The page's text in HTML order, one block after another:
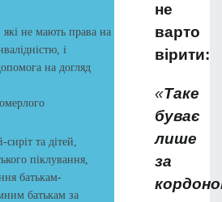
не мають права на
і
на догляд
та дітей,
піклування,
батькам-
батькам за
не
варто
вірити:
«Таке
буває
лише
за